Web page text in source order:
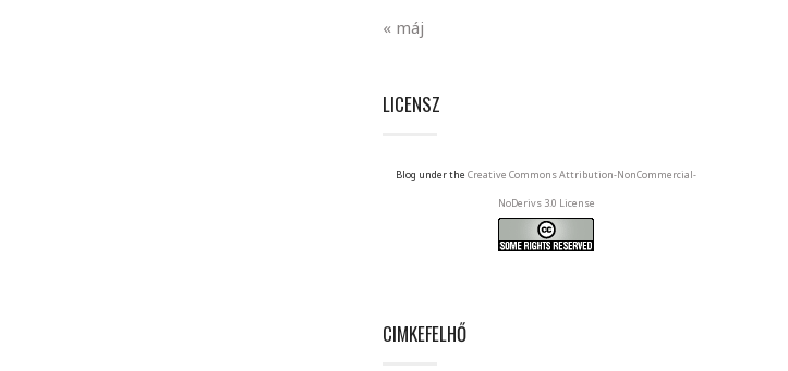
« máj
LICENSZ
Blog under the Creative Commons Attribution-NonCommercial-
NoDerivs 3.0 License
CIMKEFELHŐ